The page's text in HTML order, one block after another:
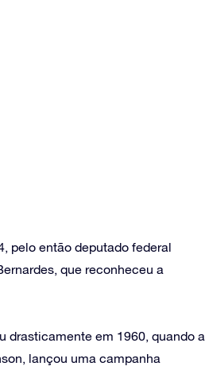
pelo então deputado federal
que reconheceu a
drasticamente em 1960, quando a
lançou uma campanha